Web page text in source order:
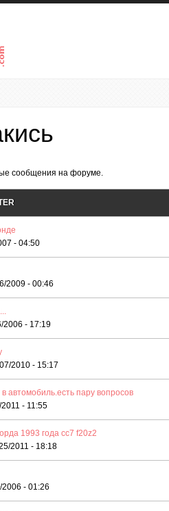
сообщения на форуме.
- 04:50
2009 - 00:46
2006 - 17:19
2010 - 15:17
автомобиль.есть пару вопросов
- 11:55
1993 года сс7 f20z2
2011 - 18:18
- 01:26